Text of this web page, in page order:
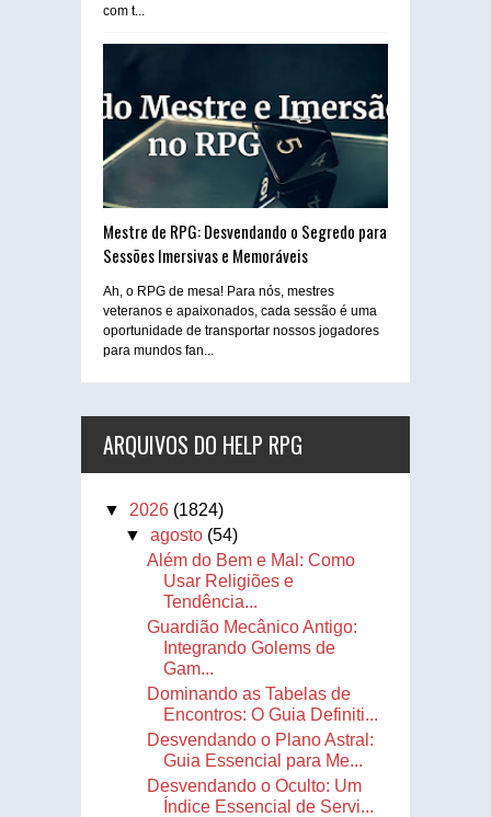
com t...
Mestre de RPG: Desvendando o Segredo para
Sessões Imersivas e Memoráveis
Ah, o RPG de mesa! Para nós, mestres
veteranos e apaixonados, cada sessão é uma
oportunidade de transportar nossos jogadores
para mundos fan...
ARQUIVOS DO HELP RPG
▼ 2026 (1824)
▼agosto (54)
Além do Bem e Mal: Como
Usar Religiões e
Tendência...
Guardião Mecânico Antigo:
Integrando Golems de
Gam...
Dominando as Tabelas de
Encontros: O Guia Definiti...
Desvendando o Plano Astral:
Guia Essencial para Me...
Desvendando o Oculto: Um
Índice Essencial de Servi...